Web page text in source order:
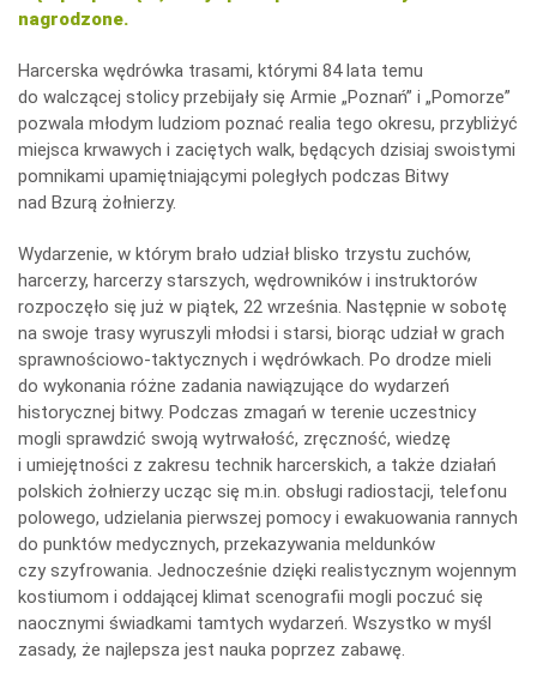
nagrodzone.
Harcerska wędrówka trasami, którymi 84 lata temu
do walczącej stolicy przebijały się Armie „Poznań” i „Pomorze”
pozwala młodym ludziom poznać realia tego okresu, przybliżyć
miejsca krwawych i zaciętych walk, będących dzisiaj swoistymi
pomnikami upamiętniającymi poległych podczas Bitwy
nad Bzurą żołnierzy.
Wydarzenie, w którym brało udział blisko trzystu zuchów,
harcerzy, harcerzy starszych, wędrowników i instruktorów
rozpoczęło się już w piątek, 22 września. Następnie w sobotę
na swoje trasy wyruszyli młodsi i starsi, biorąc udział w grach
sprawnościowo-taktycznych i wędrówkach. Po drodze mieli
do wykonania różne zadania nawiązujące do wydarzeń
historycznej bitwy. Podczas zmagań w terenie uczestnicy
mogli sprawdzić swoją wytrwałość, zręczność, wiedzę
i umiejętności z zakresu technik harcerskich, a także działań
polskich żołnierzy ucząc się m.in. obsługi radiostacji, telefonu
polowego, udzielania pierwszej pomocy i ewakuowania rannych
do punktów medycznych, przekazywania meldunków
czy szyfrowania. Jednocześnie dzięki realistycznym wojennym
kostiumom i oddającej klimat scenografii mogli poczuć się
naocznymi świadkami tamtych wydarzeń. Wszystko w myśl
zasady, że najlepsza jest nauka poprzez zabawę.